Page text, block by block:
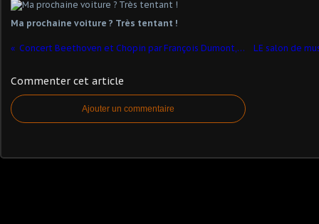
Ma prochaine voiture ? Très tentant !
Concert Beethoven et Chopin par François Dumont, piano. Salle Molière
Commenter cet article
Ajouter un commentaire